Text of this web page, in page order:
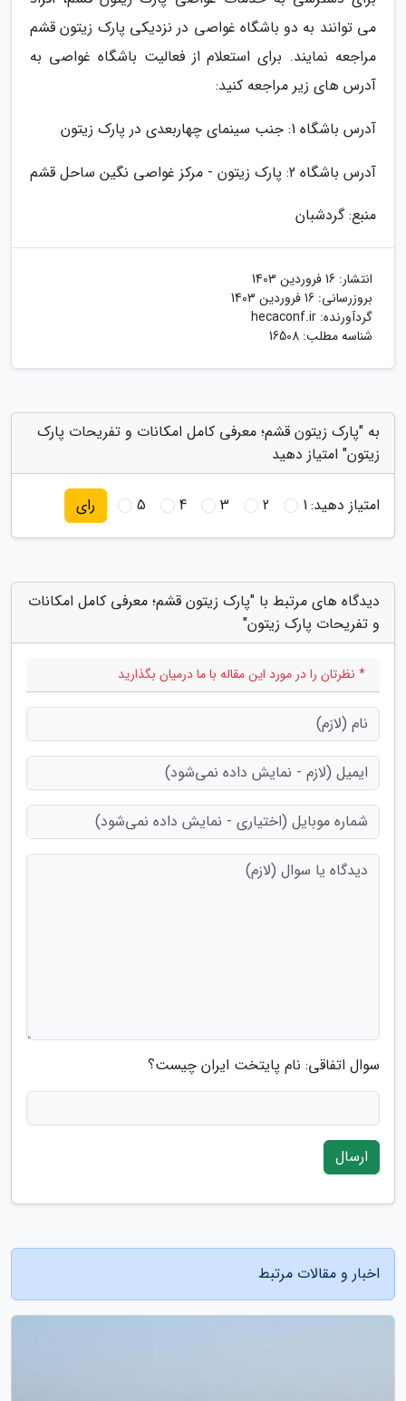
می توانند به دو باشگاه غواصی در نزدیکی پارک زیتون قشم
مراجعه نمایند. برای استعلام از فعالیت باشگاه غواصی به
آدرس های زیر مراجعه کنید:
آدرس باشگاه 1: جنب سینمای چهاربعدی در پارک زیتون
آدرس باشگاه 2: پارک زیتون - مرکز غواصی نگین ساحل قشم
منبع: گردشبان
انتشار: 16 فروردین 1403
بروزرسانی: 16 فروردین 1403
گردآورنده: hecaconf.ir
شناسه مطلب: 16508
به "پارک زیتون قشم؛ معرفی کامل امکانات و تفریحات پارک
زیتون" امتیاز دهید
امتیاز دهید:1
2
3
4
5 رای
دیدگاه های مرتبط با "پارک زیتون قشم؛ معرفی کامل امکانات
و تفریحات پارک زیتون"
* نظرتان را در مورد این مقاله با ما درمیان بگذارید
سوال اتفاقی: نام پایتخت ایران چیست؟
ارسال
اخبار و مقالات مرتبط